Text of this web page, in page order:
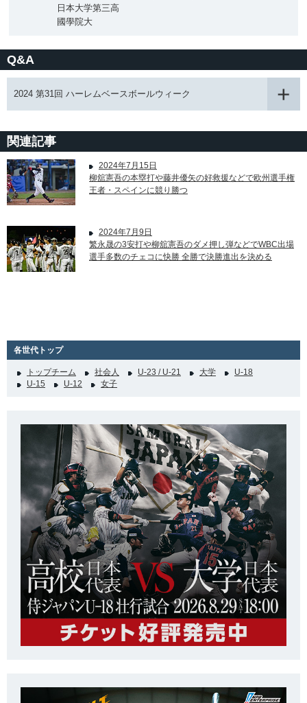
日本大学第三高
國學院大
Q&A
2024 第31回 ハーレムベースボールウィーク
関連記事
2024年7月15日
柳舘憲吾の本塁打や藤井優矢の好救援などで欧州選手権
王者・スペインに競り勝つ
2024年7月9日
繁永晟の3安打や柳舘憲吾のダメ押し弾などでWBC出場
選手多数のチェコに快勝 全勝で決勝進出を決める
各世代トップ
トップチーム 社会人 U-23 / U-21 大学
U-18
U-15
U-12 女子